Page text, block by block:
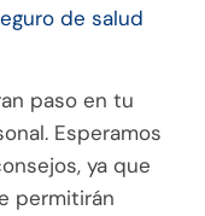
de salud
paso en tu
Esperamos
ya que
permitirán